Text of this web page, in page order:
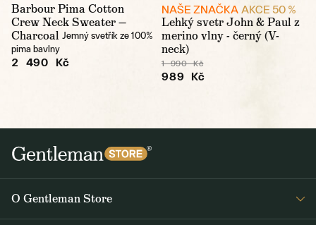
Barbour Pima Cotton
Crew Neck Sweater —
Charcoal Jemný svetřík ze 100%
pima bavlny
2 490 Kč
NAŠE ZNAČKA AKCE 50 %
Lehký svetr John & Paul z
merino vlny - černý (V-
neck)
1 990 Kč
989 Kč
O Gentleman Store